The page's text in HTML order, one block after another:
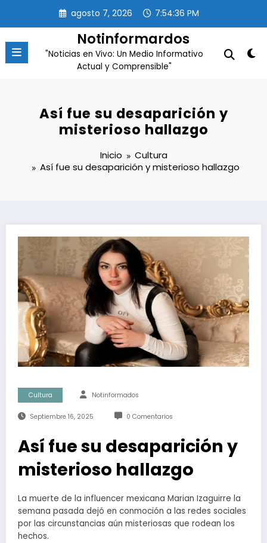
contenido
agosto 7, 2026 7:54:36 PM
Notinformardos
"Noticias en Vivo: Un Medio Informativo
Actual y Comprensible"
Así fue su desaparición y
misterioso hallazgo
Inicio
Cultura
Así fue su desaparición y misterioso hallazgo
Cultura Notinformados
Septiembre 16, 2025 0 Comentarios
Así fue su desaparición y
misterioso hallazgo
La muerte de la influencer mexicana Marian Izaguirre la
semana pasada dejó en conmoción a las redes sociales
por las circunstancias aún misteriosas que rodean los
hechos.